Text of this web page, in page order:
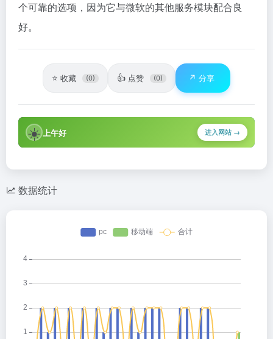
个可靠的选项，因为它与微软的其他服务模块配合良
好。
⭐ 收藏 (0) 👍 点赞 (0) ↗️ 分享
☀️ 上午好 进入网站 →
数据统计